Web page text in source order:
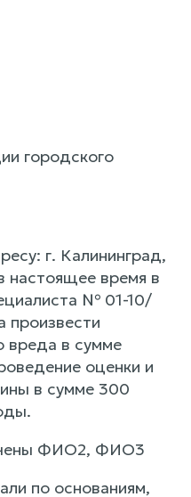
городского
г. Калининград,
настоящее время в
№ 01-10/
произвести
вреда в сумме
оценки и
в сумме 300
ФИО2, ФИО3
по основаниям,